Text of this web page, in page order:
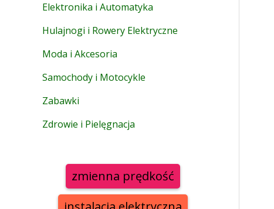
Elektronika i Automatyka
Hulajnogi i Rowery Elektryczne
Moda i Akcesoria
Samochody i Motocykle
Zabawki
Zdrowie i Pielęgnacja
zmienna prędkość